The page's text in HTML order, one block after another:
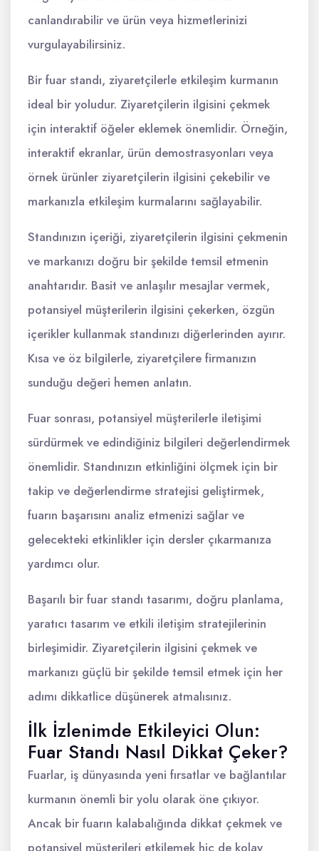
canlandırabilir ve ürün veya hizmetlerinizi
vurgulayabilirsiniz.
Bir fuar standı, ziyaretçilerle etkileşim kurmanın
ideal bir yoludur. Ziyaretçilerin ilgisini çekmek
için interaktif öğeler eklemek önemlidir. Örneğin,
interaktif ekranlar, ürün demostrasyonları veya
örnek ürünler ziyaretçilerin ilgisini çekebilir ve
markanızla etkileşim kurmalarını sağlayabilir.
Standınızın içeriği, ziyaretçilerin ilgisini çekmenin
ve markanızı doğru bir şekilde temsil etmenin
anahtarıdır. Basit ve anlaşılır mesajlar vermek,
potansiyel müşterilerin ilgisini çekerken, özgün
içerikler kullanmak standınızı diğerlerinden ayırır.
Kısa ve öz bilgilerle, ziyaretçilere firmanızın
sunduğu değeri hemen anlatın.
Fuar sonrası, potansiyel müşterilerle iletişimi
sürdürmek ve edindiğiniz bilgileri değerlendirmek
önemlidir. Standınızın etkinliğini ölçmek için bir
takip ve değerlendirme stratejisi geliştirmek,
fuarın başarısını analiz etmenizi sağlar ve
gelecekteki etkinlikler için dersler çıkarmanıza
yardımcı olur.
Başarılı bir fuar standı tasarımı, doğru planlama,
yaratıcı tasarım ve etkili iletişim stratejilerinin
birleşimidir. Ziyaretçilerin ilgisini çekmek ve
markanızı güçlü bir şekilde temsil etmek için her
adımı dikkatlice düşünerek atmalısınız.
İlk İzlenimde Etkileyici Olun:
Fuar Standı Nasıl Dikkat Çeker?
Fuarlar, iş dünyasında yeni fırsatlar ve bağlantılar
kurmanın önemli bir yolu olarak öne çıkıyor.
Ancak bir fuarın kalabalığında dikkat çekmek ve
potansiyel müşterileri etkilemek hiç de kolay